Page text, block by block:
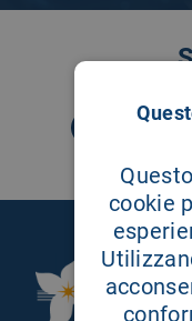
cookie